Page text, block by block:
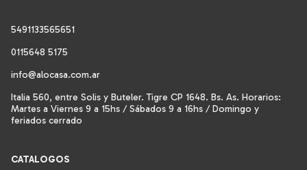
5491133565651
0115648 5175
info@alocasa.com.ar
Italia 560, entre Solis y Buteler. Tigre CP 1648. Bs. As. Horarios:
Martes a Viernes 9 a 15hs / Sábados 9 a 16hs / Domingo y
feriados cerrado
CATALOGOS